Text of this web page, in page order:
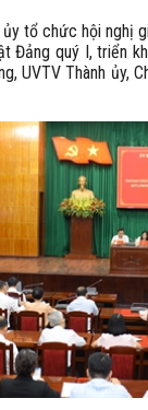
ủy tổ chức hội nghị
Đảng quý I, triển
UVTV Thành ủy,